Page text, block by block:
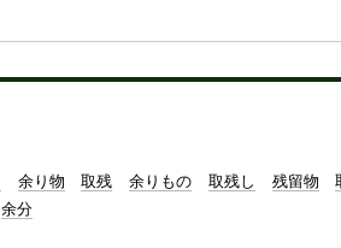
余り物 取残 余りもの 取残し 残留物
余分